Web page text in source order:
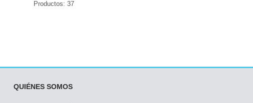
Productos: 37
QUIÉNES SOMOS